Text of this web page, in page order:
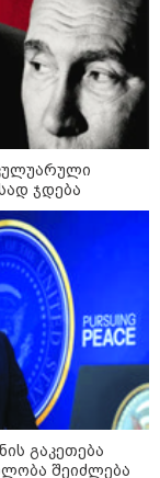
29 წელი
ომის
ჯდება
გაკეთება
შეიძლება